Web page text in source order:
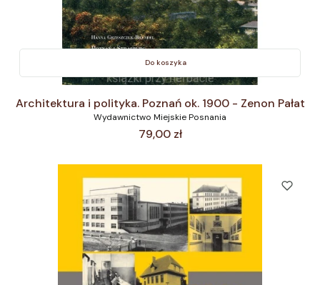
Do koszyka
Architektura i polityka. Poznań ok. 1900 - Zenon Pałat
Wydawnictwo Miejskie Posnania
Cena
79,00 zł